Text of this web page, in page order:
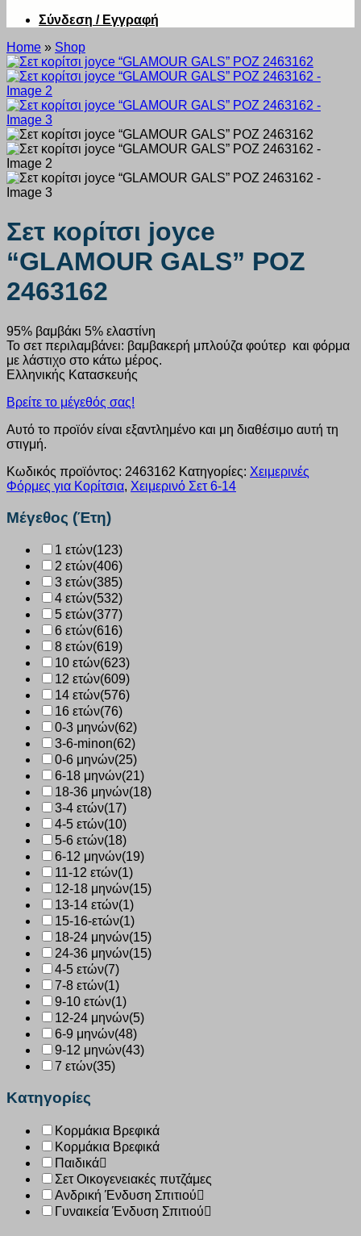
Σύνδεση / Εγγραφή
Home » Shop
Σετ κορίτσι joyce
“GLAMOUR GALS” ΡΟΖ
2463162
95% βαμβάκι 5% ελαστίνη
Το σετ περιλαμβάνει: βαμβακερή μπλούζα φούτερ και φόρμα
με λάστιχο στο κάτω μέρος.
Ελληνικής Κατασκευής
Βρείτε το μέγεθός σας!
Αυτό το προϊόν είναι εξαντλημένο και μη διαθέσιμο αυτή τη
στιγμή.
Κωδικός προϊόντος: 2463162 Κατηγορίες: Χειμερινές
Φόρμες για Κορίτσια, Χειμερινό Σετ 6-14
Μέγεθος (Έτη)
1 ετών(123)
2 ετών(406)
3 ετών(385)
4 ετών(532)
5 ετών(377)
6 ετών(616)
8 ετών(619)
10 ετών(623)
12 ετών(609)
14 ετών(576)
16 ετών(76)
0-3 μηνών(62)
3-6-minon(62)
0-6 μηνών(25)
6-18 μηνών(21)
18-36 μηνών(18)
3-4 ετών(17)
4-5 ετών(10)
5-6 ετών(18)
6-12 μηνών(19)
11-12 ετών(1)
12-18 μηνών(15)
13-14 ετών(1)
15-16-ετών(1)
18-24 μηνών(15)
24-36 μηνών(15)
4-5 ετών(7)
7-8 ετών(1)
9-10 ετών(1)
12-24 μηνών(5)
6-9 μηνών(48)
9-12 μηνών(43)
7 ετών(35)
Κατηγορίες
Κορμάκια Βρεφικά
Κορμάκια Βρεφικά
Παιδικά
Σετ Οικογενειακές πυτζάμες
Ανδρική Ένδυση Σπιτιού
Γυναικεία Ένδυση Σπιτιού